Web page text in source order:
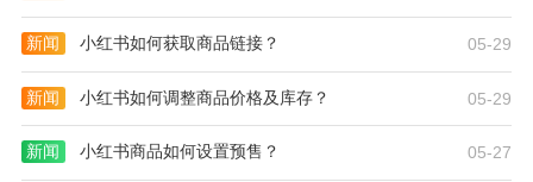
新闻 小红书如何获取商品链接？ 05-29
新闻 小红书如何调整商品价格及库存？ 05-29
新闻 小红书商品如何设置预售？ 05-27